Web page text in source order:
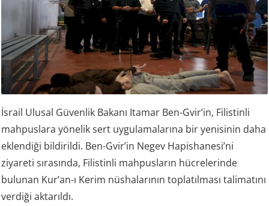
İsrail Ulusal Güvenlik Bakanı Itamar Ben-Gvir’in, Filistinli
mahpuslara yönelik sert uygulamalarına bir yenisinin daha
eklendiği bildirildi. Ben-Gvir’in Negev Hapishanesi’ni
ziyareti sırasında, Filistinli mahpusların hücrelerinde
bulunan Kur’an-ı Kerim nüshalarının toplatılması talimatını
verdiği aktarıldı.